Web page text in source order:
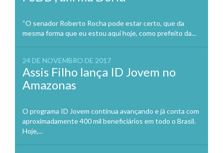
“O senador Roberto Rocha pode estar certo, que da
mesma forma que eu estou aqui hoje, como prefeito da...
24 DE NOVEMBRO DE 2017
Assis Filho lança ID Jovem no
Amazonas
O programa ID Jovem continua avançando e já conta com
aproximadamente 400 mil beneficiários em todo o Brasil.
Hoje,...